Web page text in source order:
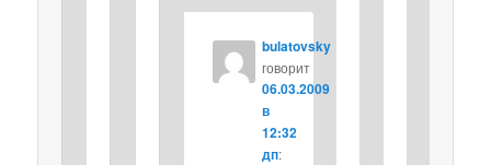
bulatovsky
говорит
06.03.2009
в
12:32
дп: